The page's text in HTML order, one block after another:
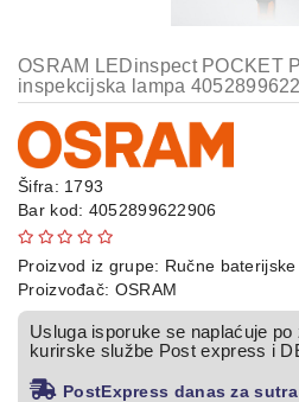
za
gume
Starteri
za
vozila
Baterijske
Punjači
baterija
OSRAM LEDinspect POCKET
inspekcijska lampa
Šifra: 1793
Bar kod: 4052899622906
Proizvod iz grupe: Ručne
Proizvođač: OSRAM
Usluga isporuke se naplaćuje
kurirske službe Post express i
PostExpress danas za sutra